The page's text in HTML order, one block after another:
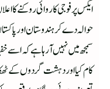
ایکس پر فوجی کاروائی روکنے کا
حوالہ دے کر ہندوستان اور
سمجھ میں نہیں آرہا ہے کہ اسے
کام کیا اور دہشت گردوں کے